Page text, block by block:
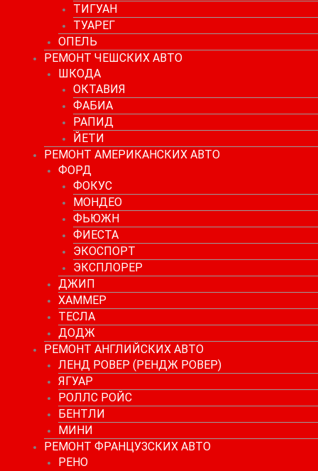
ТИГУАН
ТУАРЕГ
ОПЕЛЬ
РЕМОНТ ЧЕШСКИХ АВТО
ШКОДА
ОКТАВИЯ
ФАБИА
РАПИД
ЙЕТИ
РЕМОНТ АМЕРИКАНСКИХ АВТО
ФОРД
ФОКУС
МОНДЕО
ФЬЮЖН
ФИЕСТА
ЭКОСПОРТ
ЭКСПЛОРЕР
ДЖИП
ХАММЕР
ТЕСЛА
ДОДЖ
РЕМОНТ АНГЛИЙСКИХ АВТО
ЛЕНД РОВЕР (РЕНДЖ РОВЕР)
ЯГУАР
РОЛЛС РОЙС
БЕНТЛИ
МИНИ
РЕМОНТ ФРАНЦУЗСКИХ АВТО
РЕНО